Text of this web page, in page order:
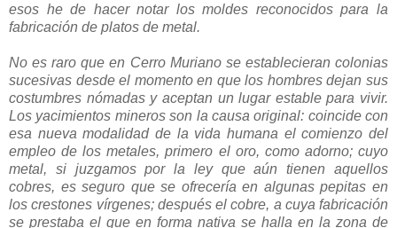
esos he de hacer notar los moldes reconocidos para la
fabricación de platos de metal.
No es raro que en Cerro Muriano se establecieran colonias
sucesivas desde el momento en que los hombres dejan sus
costumbres nómadas y aceptan un lugar estable para vivir.
Los yacimientos mineros son la causa original: coincide con
esa nueva modalidad de la vida humana el comienzo del
empleo de los metales, primero el oro, como adorno; cuyo
metal, si juzgamos por la ley que aún tienen aquellos
cobres, es seguro que se ofrecería en algunas pepitas en
los crestones vírgenes; después el cobre, a cuya fabricación
se prestaba el que en forma nativa se halla en la zona de